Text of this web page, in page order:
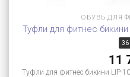
ОБУВЬ ДЛЯ
Туфли для фитнес бикини
36
11
Туфли для фитнес бикини LIP-